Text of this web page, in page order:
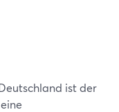
ist der